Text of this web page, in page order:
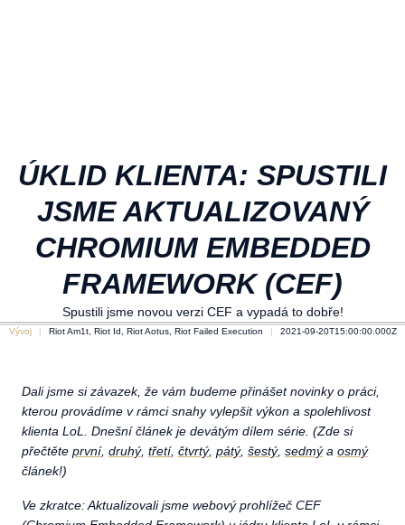
ÚKLID KLIENTA: SPUSTILI
JSME AKTUALIZOVANÝ
CHROMIUM EMBEDDED
FRAMEWORK (CEF)
Spustili jsme novou verzi CEF a vypadá to dobře!
Vývoj Riot Am1t, Riot Id, Riot Aotus, Riot Failed Execution 2021-09-20T15:00:00.000Z
Dali jsme si závazek, že vám budeme přinášet novinky o práci,
kterou provádíme v rámci snahy vylepšit výkon a spolehlivost
klienta LoL. Dnešní článek je devátým dílem série. (Zde si
přečtěte první, druhý, třetí, čtvrtý, pátý, šestý, sedmýa osmý
článek!)
Ve zkratce: Aktualizovali jsme webový prohlížeč CEF